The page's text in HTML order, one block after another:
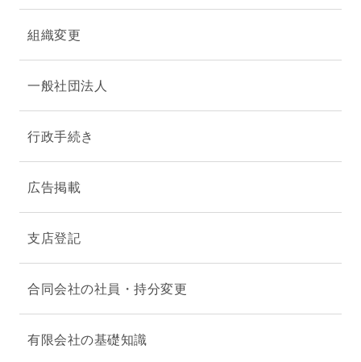
組織変更
一般社団法人
行政手続き
広告掲載
支店登記
合同会社の社員・持分変更
有限会社の基礎知識